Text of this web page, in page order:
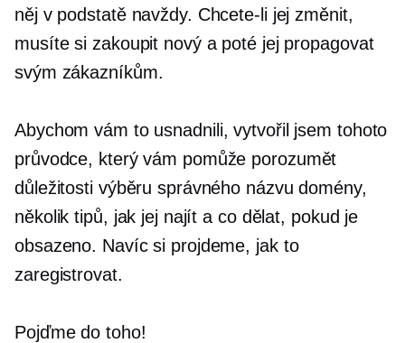
něj v podstatě navždy. Chcete-li jej změnit,
musíte si zakoupit nový a poté jej propagovat
svým zákazníkům.
Abychom vám to usnadnili, vytvořil jsem tohoto
průvodce, který vám pomůže porozumět
důležitosti výběru správného názvu domény,
několik tipů, jak jej najít a co dělat, pokud je
obsazeno. Navíc si projdeme, jak to
zaregistrovat.
Pojďme do toho!